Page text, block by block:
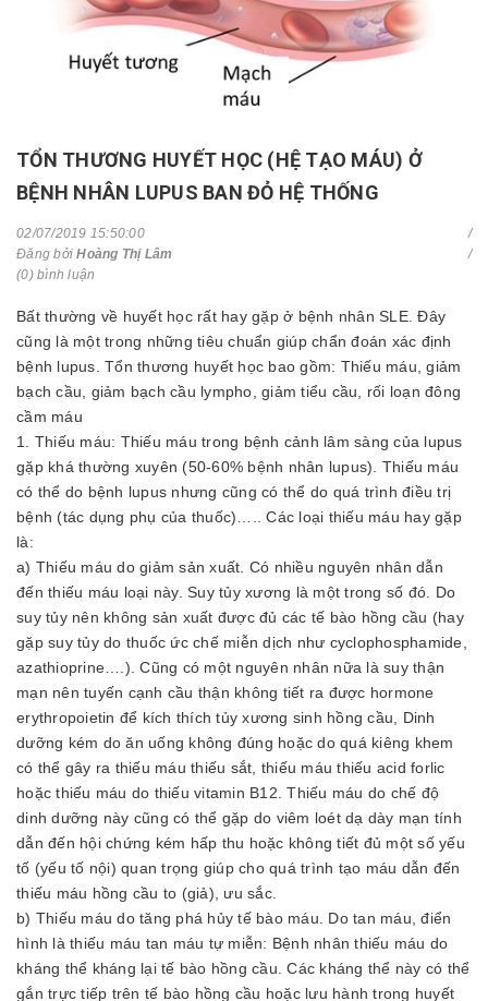
TỔN THƯƠNG HUYẾT HỌC (HỆ TẠO MÁU) Ở
BỆNH NHÂN LUPUS BAN ĐỎ HỆ THỐNG
02/07/2019 15:50:00
Đăng bởiHoàng Thị Lâm
(0) bình luận
Bất thường về huyết học rất hay gặp ở bệnh nhân SLE. Đây
cũng là một trong những tiêu chuẩn giúp chẩn đoán xác định
bệnh lupus. Tổn thương huyết học bao gồm: Thiếu máu, giảm
bạch cầu, giảm bạch cầu lympho, giảm tiểu cầu, rối loạn đông
cầm máu
1. Thiếu máu: Thiếu máu trong bệnh cảnh lâm sàng của lupus
gặp khá thường xuyên (50-60% bệnh nhân lupus). Thiếu máu
có thể do bệnh lupus nhưng cũng có thể do quá trình điều trị
bệnh (tác dụng phụ của thuốc)….. Các loại thiếu máu hay gặp
là:
a) Thiếu máu do giảm sản xuất. Có nhiều nguyên nhân dẫn
đến thiếu máu loại này. Suy tủy xương là một trong số đó. Do
suy tủy nên không sản xuất được đủ các tế bào hồng cầu (hay
gặp suy tủy do thuốc ức chế miễn dịch như cyclophosphamide,
azathioprine….). Cũng có một nguyên nhân nữa là suy thận
mạn nên tuyến cạnh cầu thận không tiết ra được hormone
erythropoietin để kích thích tủy xương sinh hồng cầu, Dinh
dưỡng kém do ăn uống không đúng hoặc do quá kiêng khem
có thể gây ra thiếu máu thiếu sắt, thiếu máu thiếu acid forlic
hoặc thiếu máu do thiếu vitamin B12. Thiếu máu do chế độ
dinh dưỡng này cũng có thể gặp do viêm loét dạ dày mạn tính
dẫn đến hội chứng kém hấp thu hoặc không tiết đủ một số yếu
tố (yếu tố nội) quan trọng giúp cho quá trình tạo máu dẫn đến
thiếu máu hồng cầu to (giả), ưu sắc.
b) Thiếu máu do tăng phá hủy tế bào máu. Do tan máu, điển
hình là thiếu máu tan máu tự miễn: Bệnh nhân thiếu máu do
kháng thể kháng lại tế bào hồng cầu. Các kháng thể này có thể
gắn trực tiếp trên tế bào hồng cầu hoặc lưu hành trong huyết